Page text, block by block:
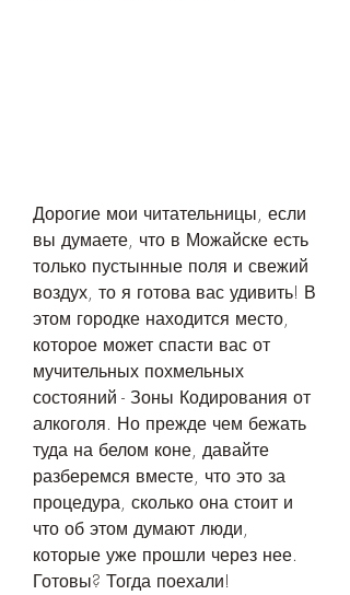
Дорогие мои читательницы, если
вы думаете, что в Можайске есть
только пустынные поля и свежий
воздух, то я готова вас удивить! В
этом городке находится место,
которое может спасти вас от
мучительных похмельных
состояний - Зоны Кодирования от
алкоголя. Но прежде чем бежать
туда на белом коне, давайте
разберемся вместе, что это за
процедура, сколько она стоит и
что об этом думают люди,
которые уже прошли через нее.
Готовы? Тогда поехали!